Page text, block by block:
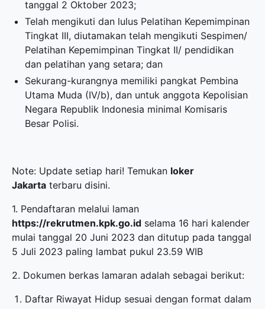
tanggal 2 Oktober 2023;
Telah mengikuti dan lulus Pelatihan Kepemimpinan
Tingkat III, diutamakan telah mengikuti Sespimen/
Pelatihan Kepemimpinan Tingkat II/ pendidikan
dan pelatihan yang setara; dan
Sekurang-kurangnya memiliki pangkat Pembina
Utama Muda (IV/b), dan untuk anggota Kepolisian
Negara Republik Indonesia minimal Komisaris
Besar Polisi.
Note: Update setiap hari! Temukan loker
Jakarta terbaru disini.
1. Pendaftaran melalui laman
https://rekrutmen.kpk.go.id selama 16 hari kalender
mulai tanggal 20 Juni 2023 dan ditutup pada tanggal
5 Juli 2023 paling lambat pukul 23.59 WIB
2. Dokumen berkas lamaran adalah sebagai berikut:
Daftar Riwayat Hidup sesuai dengan format dalam